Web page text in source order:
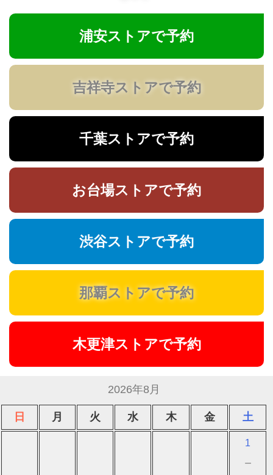
浦安ストアで予約
吉祥寺ストアで予約
千葉ストアで予約
お台場ストアで予約
渋谷ストアで予約
那覇ストアで予約
木更津ストアで予約
2026年8月
日 月 火 水 木 金 土
1
－